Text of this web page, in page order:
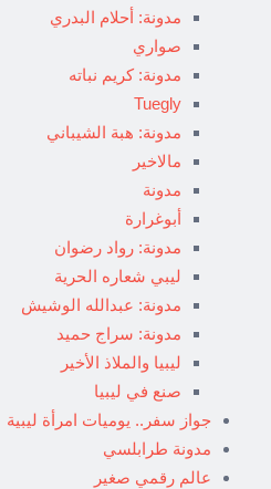
مدونة: أحلام البدري
صواري
مدونة: كريم نباته
Tuegly
مدونة: هبة الشيباني
مالاخير
مدونة
أبوغرارة
مدونة: رواد رضوان
ليبي شعاره الحرية
مدونة: عبدالله الوشيش
مدونة: سراج حميد
ليبيا والملاذ الأخير
صنع في ليبيا
جواز سفر.. يوميات امرأة ليبية
مدونة طرابلسي
عالم رقمي صغير